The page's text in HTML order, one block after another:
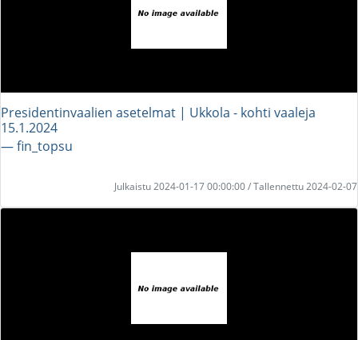
Presidentinvaalien asetelmat | Ukkola - kohti vaaleja
15.1.2024
― fin_topsu
Julkaistu 2024-01-17 00:00:00 / Tallennettu 2024-02-07